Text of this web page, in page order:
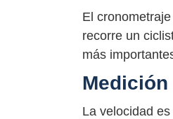
El
recorre un
más
La velocidad